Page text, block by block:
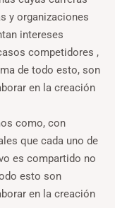
y organizaciones
intereses
competidores ,
de todo esto, son
en la creación
como, con
que cada uno de
es compartido no
esto son
en la creación